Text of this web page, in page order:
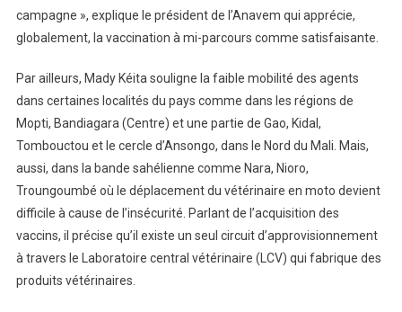
campagne », explique le président de l’Anavem qui apprécie,
globalement, la vaccination à mi-parcours comme satisfaisante.
Par ailleurs, Mady Kéita souligne la faible mobilité des agents
dans certaines localités du pays comme dans les régions de
Mopti, Bandiagara (Centre) et une partie de Gao, Kidal,
Tombouctou et le cercle d’Ansongo, dans le Nord du Mali. Mais,
aussi, dans la bande sahélienne comme Nara, Nioro,
Troungoumbé où le déplacement du vétérinaire en moto devient
difficile à cause de l’insécurité. Parlant de l’acquisition des
vaccins, il précise qu’il existe un seul circuit d’approvisionnement
à travers le Laboratoire central vétérinaire (LCV) qui fabrique des
produits vétérinaires.